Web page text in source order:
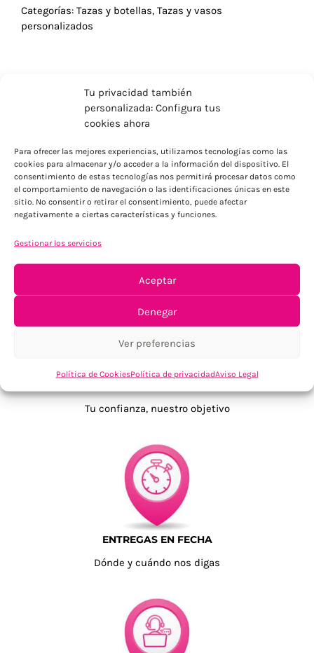
Tu privacidad también
personalizada: Configura tus
cookies ahora
Para ofrecer las mejores experiencias, utilizamos tecnologías como las
cookies para almacenar y/o acceder a la información del dispositivo. El
consentimiento de estas tecnologías nos permitirá procesar datos como
el comportamiento de navegación o las identificaciones únicas en este
sitio. No consentir o retirar el consentimiento, puede afectar
negativamente a ciertas características y funciones.
Gestionar los servicios
Aceptar
Denegar
Ver preferencias
Política de CookiesPolítica de privacidadAviso Legal
Categorías: Tazas y botellas, Tazas y vasos
personalizados
Tu confianza, nuestro objetivo
ENTREGAS EN FECHA
Dónde y cuándo nos digas